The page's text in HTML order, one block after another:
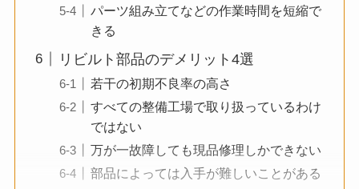
パーツ組み立てなどの作業時間を短縮で
きる
リビルト部品のデメリット4選
若干の初期不良率の高さ
すべての整備工場で取り扱っているわけ
ではない
万が一故障しても現品修理しかできない
部品によっては入手が難しいことがある